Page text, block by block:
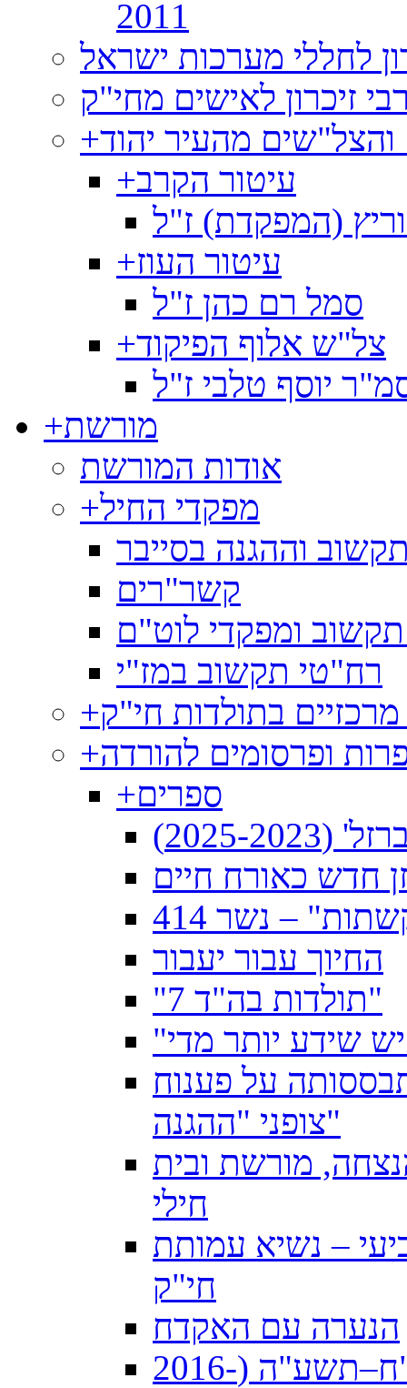
2011
לחללי מערכות ישראל
זיכרון לאישים מחי"ק
+והצל"שים מהעיר יהוד
+עיטור הקרב
(המפקדת) ז"ל
+עיטור העוז
סמל רם כהן ז"ל
+צל"ש אלוף הפיקוד
יוסף טלבי ז"ל
+מורשת
אודות המורשת
+מפקדי החיל
וההגנה בסייבר
קשר"רים
ומפקדי לוט"ם
רח"טי תקשוב במז"י
+בתולדות חי"ק
+ופרסומים להורדה
+ספרים
2023)
חדש כאורח חיים
– נשר 414
החיוך עבור יעבור
"תולדות בה"ד 7"
על פענוח
צופני "ההגנה"
40 שנות הנצחה, מורשת ובית
חילי
– נשיא עמותת
חי"ק
הנערה עם האקדח
הצבי במדים: הדואר הצבאי תש"ח–תשע"ה (2016-